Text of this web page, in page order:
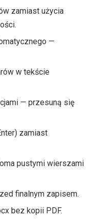
zamiast użycia
—
w tekście
— przesuną się
zamiast
pustymi wierszami
finalnym zapisem.
bez kopii PDF.